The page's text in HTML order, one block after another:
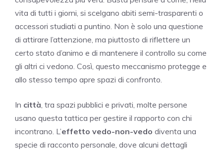
vita di tutti i giorni, si scelgano abiti semi-trasparenti o
accessori studiati a puntino. Non è solo una questione
di attirare l’attenzione, ma piuttosto di riflettere un
certo stato d’animo e di mantenere il controllo su come
gli altri ci vedono. Così, questo meccanismo protegge e
allo stesso tempo apre spazi di confronto.
In città , tra spazi pubblici e privati, molte persone
usano questa tattica per gestire il rapporto con chi
incontrano. L’effetto vedo-non-vedo diventa una
specie di racconto personale, dove alcuni dettagli